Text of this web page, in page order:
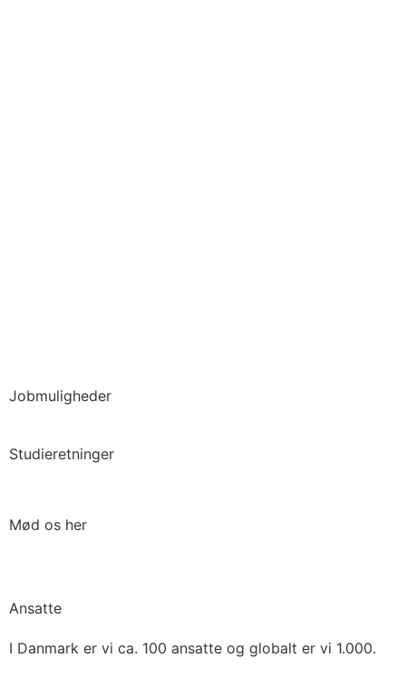
Jobmuligheder
Studieretninger
Mød os her
Ansatte
I Danmark er vi ca. 100 ansatte og globalt er vi 1.000.